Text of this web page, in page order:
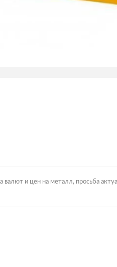
валют и цен на металл, просьба